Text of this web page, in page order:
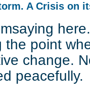
A Crisis on
the point
change.
peacefully.